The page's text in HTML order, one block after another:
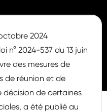
2024
n° 2024-537 du 13 juin
des mesures de
de réunion et de
de certaines
a été publié au